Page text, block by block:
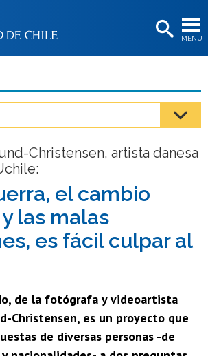
MENÚ
BIBLIOTECAS
Estudiantes
Académicas/os
Funcionarias/os
Egresadas/os
Christensen, artista danesa
el cambio
las malas
es fácil culpar al
de la fotógrafa y videoartista
Christensen, es un proyecto que
de diversas personas -de